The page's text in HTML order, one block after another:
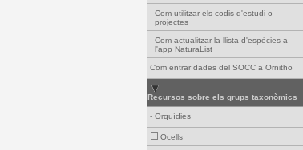
- Com utilitzar els codis d'estudi o
projectes
- Com actualitzar la llista d'espècies a
l'app NaturaList
Com entrar dades del SOCC a Ornitho
Recursos sobre els grups taxonòmics
- Orquídies
Ocells